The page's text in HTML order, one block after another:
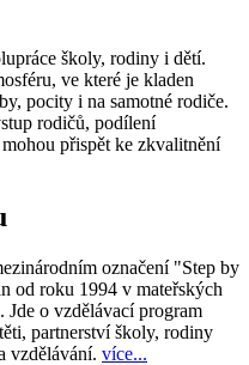
školy, rodiny i dětí.
ve které je kladen
pocity i na samotné rodiče.
rodičů, podílení
přispět ke zkvalitnění
označení "Step by
od roku 1994 v mateřských
o vzdělávací program
partnerství školy, rodiny
vzdělávání. více...